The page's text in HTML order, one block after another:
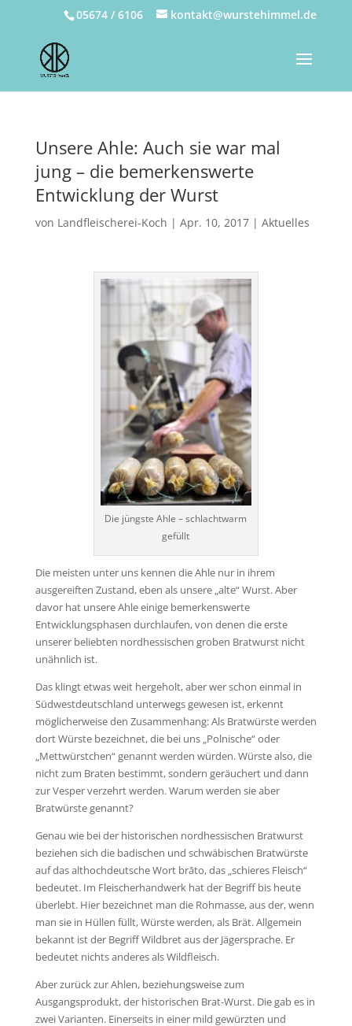
05674 / 6106 kontakt@wurstehimmel.de
Unsere Ahle: Auch sie war mal
jung – die bemerkenswerte
Entwicklung der Wurst
von Landfleischerei-Koch | Apr. 10, 2017| Aktuelles
Die jüngste Ahle – schlachtwarm
gefüllt
Die meisten unter uns kennen die Ahle nur in ihrem
ausgereiften Zustand, eben als unsere „alte“ Wurst. Aber
davor hat unsere Ahle einige bemerkenswerte
Entwicklungsphasen durchlaufen, von denen die erste
unserer beliebten nordhessischen groben Bratwurst nicht
unähnlich ist.
Das klingt etwas weit hergeholt, aber wer schon einmal in
Südwestdeutschland unterwegs gewesen ist, erkennt
möglicherweise den Zusammenhang: Als Bratwürste werden
dort Würste bezeichnet, die bei uns „Polnische“ oder
„Mettwürstchen“ genannt werden würden. Würste also, die
nicht zum Braten bestimmt, sondern geräuchert und dann
zur Vesper verzehrt werden. Warum werden sie aber
Bratwürste genannt?
Genau wie bei der historischen nordhessischen Bratwurst
beziehen sich die badischen und schwäbischen Bratwürste
auf das althochdeutsche Wort brāto, das „schieres Fleisch“
bedeutet. Im Fleischerhandwerk hat der Begriff bis heute
überlebt. Hier bezeichnet man die Rohmasse, aus der, wenn
man sie in Hüllen füllt, Würste werden, als Brät. Allgemein
bekannt ist der Begriff Wildbret aus der Jägersprache. Er
bedeutet nichts anderes als Wildfleisch.
Aber zurück zur Ahlen, beziehungsweise zum
Ausgangsprodukt, der historischen Brat-Wurst. Die gab es in
zwei Varianten. Einerseits in einer mild gewürzten und